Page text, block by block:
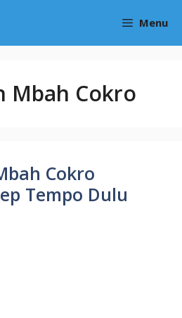
Menu
Mbah Cokro
Cokro
Tempo Dulu